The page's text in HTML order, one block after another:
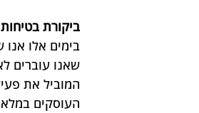
ביקורת בטיחות
בימים אלו
שאנו עוברים
המוביל את
העוסקים